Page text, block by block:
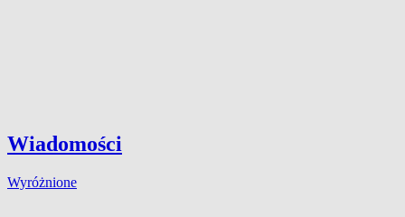
Wiadomości
Wyróżnione